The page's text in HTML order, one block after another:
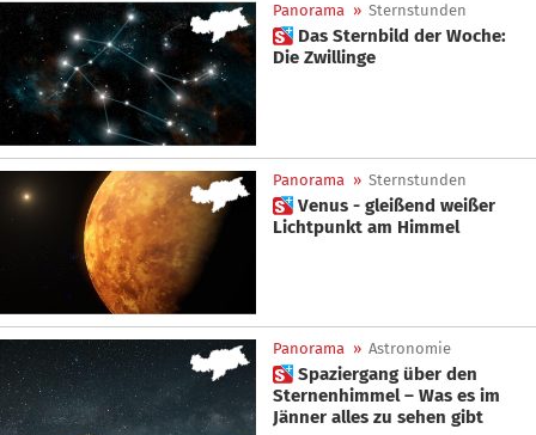
Panorama » Sternstunden
 Das Sternbild der Woche:
Die Zwillinge
Panorama » Sternstunden
 Venus - gleißend weißer
Lichtpunkt am Himmel
Panorama » Astronomie
 Spaziergang über den
Sternenhimmel – Was es im
Jänner alles zu sehen gibt